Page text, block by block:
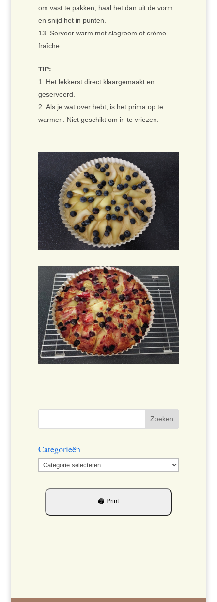
om vast te pakken, haal het dan uit de vorm
en snijd het in punten.
Serveer warm met slagroom of crème
fraîche.
TIP:
Het lekkerst direct klaargemaakt en
geserveerd.
Als je wat over hebt, is het prima op te
warmen. Niet geschikt om in te vriezen.
Categorieën
Categorieën